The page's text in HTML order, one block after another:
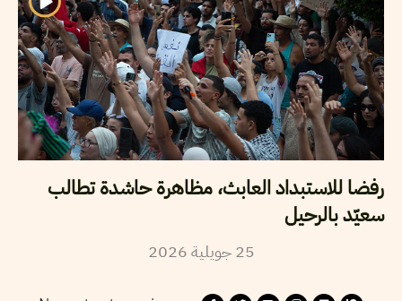
رفضا للاستبداد العابث، مظاهرة حاشدة تطالب
سعيّد بالرحيل
25 جويلية2026